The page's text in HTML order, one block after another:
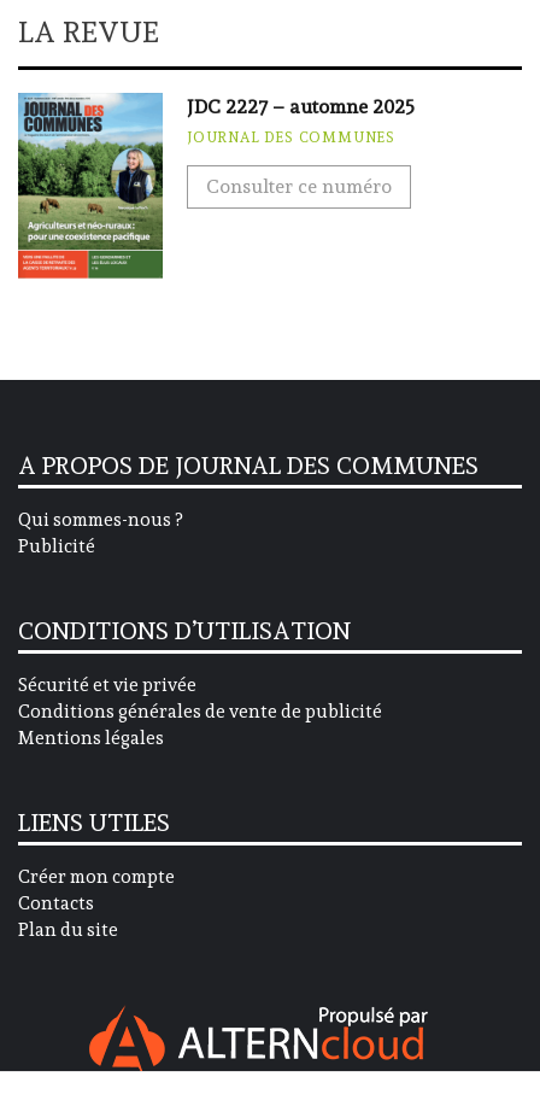
LA REVUE
JDC 2227 – automne 2025
JOURNAL DES COMMUNES
Consulter ce numéro
A PROPOS DE JOURNAL DES COMMUNES
Qui sommes-nous ?
Publicité
CONDITIONS D’UTILISATION
Sécurité et vie privée
Conditions générales de vente de publicité
Mentions légales
LIENS UTILES
Créer mon compte
Contacts
Plan du site